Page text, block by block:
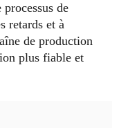
de
retards et à
de production
plus fiable et